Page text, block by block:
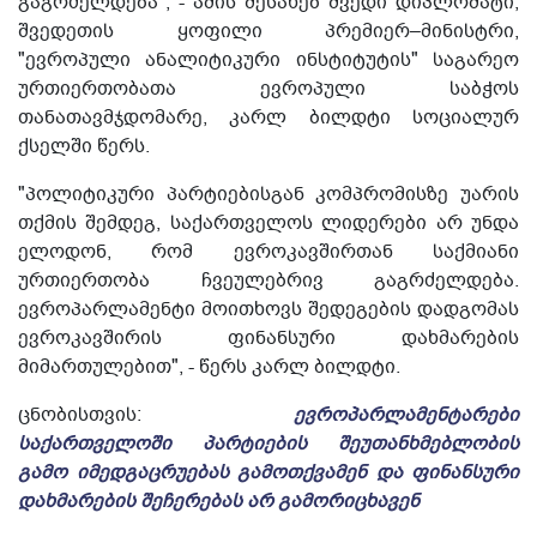
შვედეთის ყოფილი პრემიერ–მინისტრი,
"ევროპული ანალიტიკური ინსტიტუტის" საგარეო
ურთიერთობათა ევროპული საბჭოს
თანათავმჯდომარე, კარლ ბილდტი სოციალურ
ქსელში წერს.
"პოლიტიკური პარტიებისგან კომპრომისზე უარის
თქმის შემდეგ, საქართველოს ლიდერები არ უნდა
ელოდონ, რომ ევროკავშირთან საქმიანი
ურთიერთობა ჩვეულებრივ გაგრძელდება.
ევროპარლამენტი მოითხოვს შედეგების დადგომას
ევროკავშირის ფინანსური დახმარების
მიმართულებით", - წერს კარლ ბილდტი.
ცნობისთვის: ევროპარლამენტარები
საქართველოში პარტიების შეუთანხმებლობის
გამო იმედგაცრუებას გამოთქვამენ და ფინანსური
დახმარების შეჩერებას არ გამორიცხავენ